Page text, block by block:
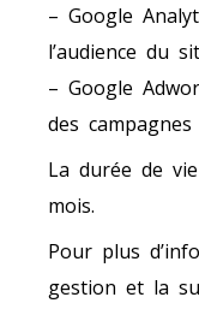
– Google
l’audience du
– Google
des
La durée de
mois.
Pour plus
gestion et la